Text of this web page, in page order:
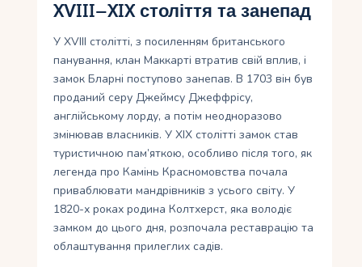
XVIII–XIX століття та занепад
У XVIII столітті, з посиленням британського
панування, клан Маккарті втратив свій вплив, і
замок Бларні поступово занепав. В 1703 він був
проданий серу Джеймсу Джеффрісу,
англійському лорду, а потім неодноразово
змінював власників. У XIX столітті замок став
туристичною пам’яткою, особливо після того, як
легенда про Камінь Красномовства почала
приваблювати мандрівників з усього світу. У
1820-х роках родина Колтхерст, яка володіє
замком до цього дня, розпочала реставрацію та
облаштування прилеглих садів.